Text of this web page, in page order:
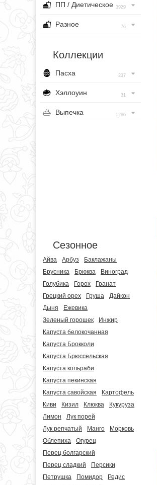
ПП / Диетическое 3929
Разное 76
Коллекции
Пасха 237
Хэллоуин 31
Выпечка 1296
Сезонное
Айва Арбуз
Баклажаны
Брусника
Брюква
Виноград
Голубика
Горох
Гранат
Грецкий орех
Груша
Дайкон
Дыня
Ежевика
Зеленый горошек
Инжир
Капуста белокочанная
Капуста Брокколи
Капуста Брюссельская
Капуста кольраби
Капуста пекинская
Капуста савойская
Картофель
Киви
Кизил Клюква
Кукуруза
Лимон
Лук порей
Лук репчатый
Манго
Морковь
Облепиха
Огурец
Перец болгарский
Перец сладкий
Персики
Петрушка
Помидор
Редис